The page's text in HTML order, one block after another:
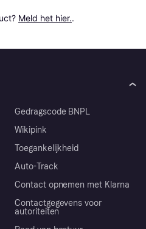
Meld het hier..
Gedragscode BNPL
Wikipink
Toegankelijkheid
Auto-Track
Contact opnemen met Klarna
Contactgegevens voor
autoriteiten